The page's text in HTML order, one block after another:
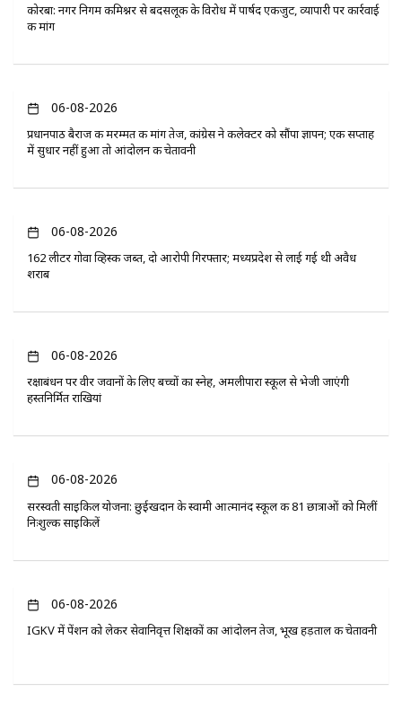
कोरबा: नगर निगम कमिश्नर से बदसलूकी के विरोध में पार्षद एकजुट, व्यापारी पर कार्रवाई
की मांग
06-08-2026
प्रधानपाठ बैराज की मरम्मत की मांग तेज, कांग्रेस ने कलेक्टर को सौंपा ज्ञापन; एक सप्ताह
में सुधार नहीं हुआ तो आंदोलन की चेतावनी
06-08-2026
162 लीटर गोवा व्हिस्की जब्त, दो आरोपी गिरफ्तार; मध्यप्रदेश से लाई गई थी अवैध
शराब
06-08-2026
रक्षाबंधन पर वीर जवानों के लिए बच्चों का स्नेह, अमलीपारा स्कूल से भेजी जाएंगी
हस्तनिर्मित राखियां
06-08-2026
सरस्वती साइकिल योजना: छुईखदान के स्वामी आत्मानंद स्कूल की 81 छात्राओं को मिलीं
निःशुल्क साइकिलें
06-08-2026
IGKV में पेंशन को लेकर सेवानिवृत्त शिक्षकों का आंदोलन तेज, भूख हड़ताल की चेतावनी